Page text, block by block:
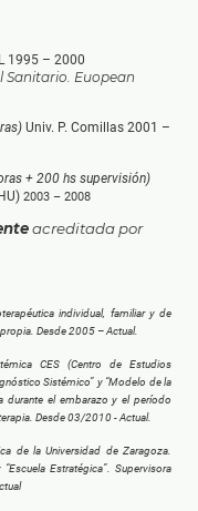
1995 – 2000
Sanitario. Euopean
Univ. P. Comillas 2001 –
+ 200 hs supervisión)
2003 – 2008
acreditada por
individual, familiar y de
Desde 2005 – Actual.
CES (Centro de Estudios
Sistémico” y “Modelo de la
durante el embarazo y el período
Desde 03/2010 - Actual.
de la Universidad de Zaragoza.
Estratégica”. Supervisora